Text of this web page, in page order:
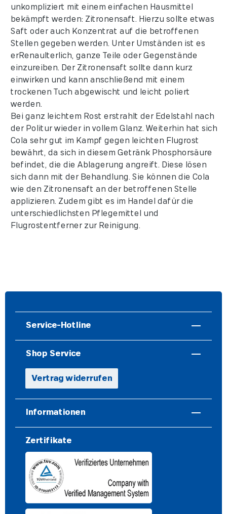
unkompliziert mit einem einfachen Hausmittel
bekämpft werden: Zitronensaft. Hierzu sollte etwas
Saft oder auch Konzentrat auf die betroffenen
Stellen gegeben werden. Unter Umständen ist es
erRenaulterlich, ganze Teile oder Gegenstände
einzureiben. Der Zitronensaft sollte dann kurz
einwirken und kann anschließend mit einem
trockenen Tuch abgewischt und leicht poliert
werden.
Bei ganz leichtem Rost erstrahlt der Edelstahl nach
der Politur wieder in vollem Glanz. Weiterhin hat sich
Cola sehr gut im Kampf gegen leichten Flugrost
bewährt, da sich in diesem Getränk Phosphorsäure
befindet, die die Ablagerung angreift. Diese lösen
sich dann mit der Behandlung. Sie können die Cola
wie den Zitronensaft an der betroffenen Stelle
applizieren. Zudem gibt es im Handel dafür die
unterschiedlichsten Pflegemittel und
Flugrostentferner zur Reinigung.
Service-Hotline
Shop Service
Vertrag widerrufen
Informationen
Zertifikate